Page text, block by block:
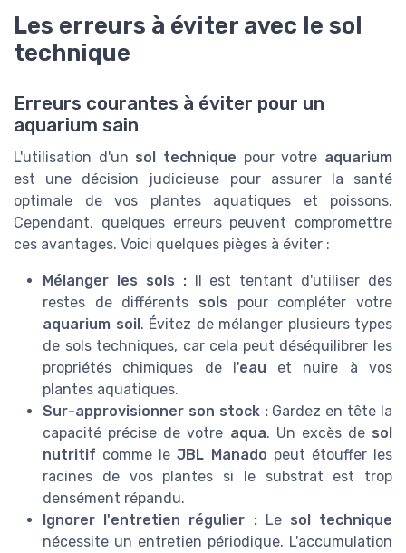
Les erreurs à éviter avec le sol
technique
Erreurs courantes à éviter pour un
aquarium sain
L'utilisation d'un sol technique pour votre aquarium
est une décision judicieuse pour assurer la santé
optimale de vos plantes aquatiques et poissons.
Cependant, quelques erreurs peuvent compromettre
ces avantages. Voici quelques pièges à éviter :
Mélanger les sols :Il est tentant d'utiliser des
restes de différents sols pour compléter votre
aquarium soil. Évitez de mélanger plusieurs types
de sols techniques, car cela peut déséquilibrer les
propriétés chimiques de l'eau et nuire à vos
plantes aquatiques.
Sur-approvisionner son stock :Gardez en tête la
capacité précise de votre aqua. Un excès de sol
nutritif comme leJBL Manado peut étouffer les
racines de vos plantes si le substrat est trop
densément répandu.
Ignorer l'entretien régulier :Le sol technique
nécessite un entretien périodique. L'accumulation